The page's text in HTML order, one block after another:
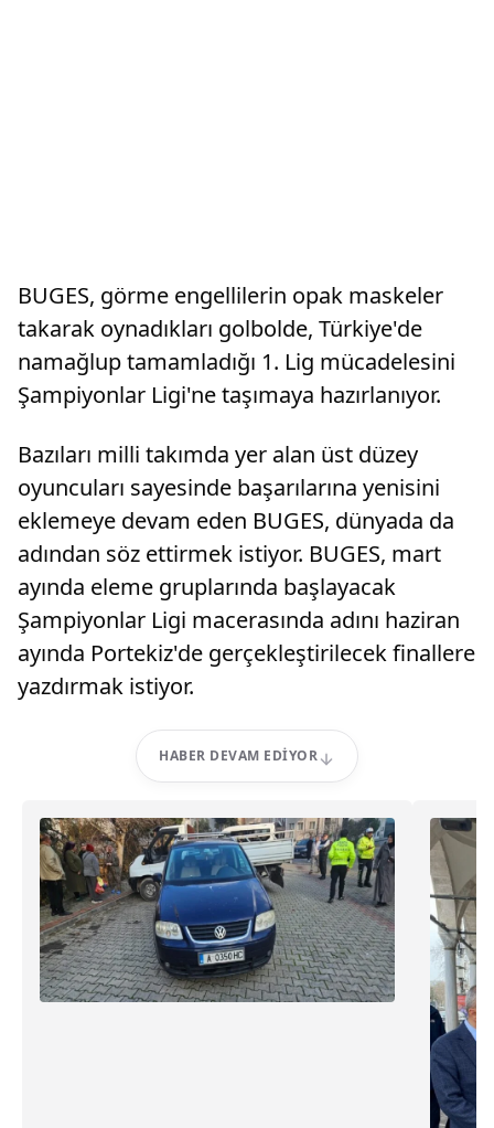
BUGES, görme engellilerin opak maskeler
takarak oynadıkları golbolde, Türkiye'de
namağlup tamamladığı 1. Lig mücadelesini
Şampiyonlar Ligi'ne taşımaya hazırlanıyor.
Bazıları milli takımda yer alan üst düzey
oyuncuları sayesinde başarılarına yenisini
eklemeye devam eden BUGES, dünyada da
adından söz ettirmek istiyor. BUGES, mart
ayında eleme gruplarında başlayacak
Şampiyonlar Ligi macerasında adını haziran
ayında Portekiz'de gerçekleştirilecek finallere
yazdırmak istiyor.
HABER DEVAM EDIYOR